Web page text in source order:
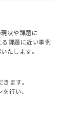
状や課題に
課題に近い事例
たします。
ます。
行い、